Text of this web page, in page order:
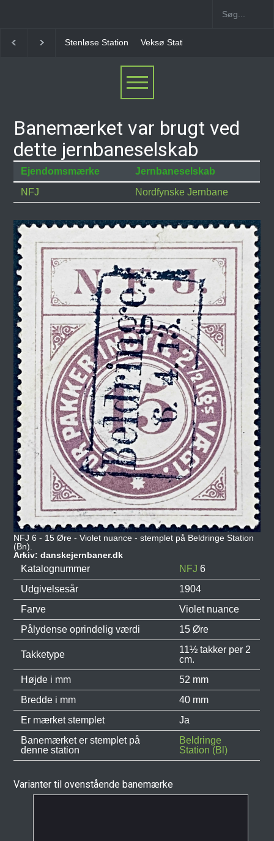
Station Veksø Station Måløv Station
Banemærket var brugt ved
dette jernbaneselskab
Ejendomsmærke
Jernbaneselskab
NFJ
Nordfynske Jernbane
NFJ 6 - 15 Øre - Violet nuance - stemplet på Beldringe Station
(Bn).
Arkiv: danskejernbaner.dk
Katalognummer NFJ 6
Udgivelsesår
1904
Farve
Violet nuance
Pålydense oprindelig værdi
15 Øre
Takketype
11½ takker per 2
cm.
Højde i mm
52 mm
Bredde i mm
40 mm
Er mærket stemplet
Ja
Banemærket er stemplet på
denne station
Beldringe
Station (Bl)
Varianter til ovenstående banemærke